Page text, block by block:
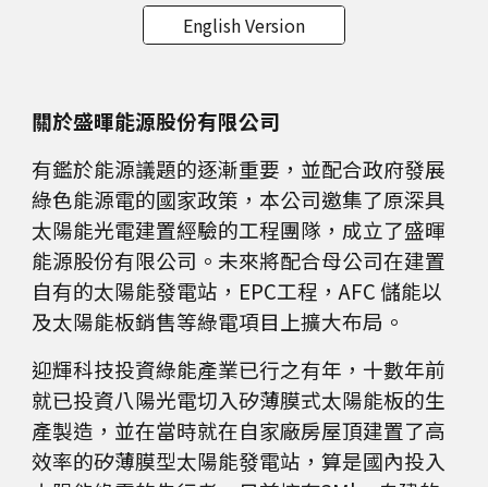
English Version
關於盛暉能源股份有限公司
有鑑於能源議題的逐漸重要，並配合政府發展
綠色能源電的國家政策，本公司邀集了原深具
太陽能光電建置經驗的工程團隊，成立了盛暉
能源股份有限公司。未來將配合母公司在建置
自有的太陽能發電站，EPC工程，AFC 儲能以
及太陽能板銷售等綠電項目上擴大布局。
迎輝科技投資綠能產業已行之有年，十數年前
就已投資八陽光電切入矽薄膜式太陽能板的生
產製造，並在當時就在自家廠房屋頂建置了高
效率的矽薄膜型太陽能發電站，算是國內投入